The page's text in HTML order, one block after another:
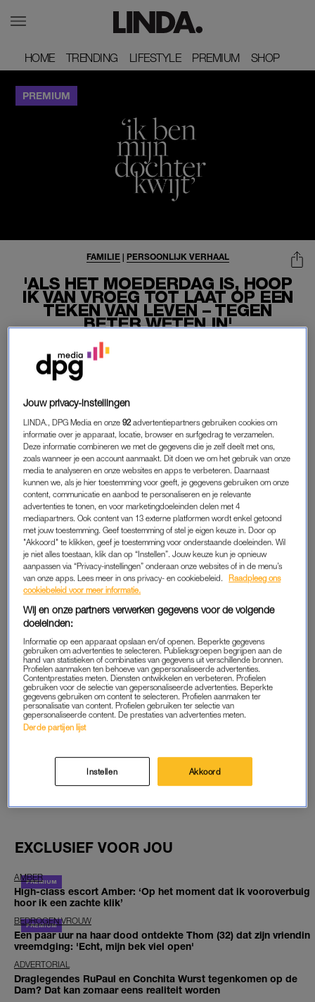
HOME
HOME TRENDING
TRENDING LIFESTYLE
LIFESTYLE PREMIUM
PREMIUM SHOP
SHOP
'ALS HET MOEDERDAG IS, HOOP
IK VAN VROEG TOT LAAT OP EEN
TEKEN VAN LEVEN – TEGEN
BETER WETEN IN'
FAMILIE| PERSOONLIJK VERHAAL
LEES VERDER MET
PREMIUM
Krijg onbeperkt toegang tot alle
artikelen
Lees LINDA.magazine online
Geniet van te gekke winacties en
lekkere puzzels
Maandelijks opzegbaar
START GRATIS MAAND
Daarna €5,95 per maand
Al abonnee? Log in
GOED ARTIKEL? DELEN MAAR.
EXCLUSIEF VOOR JOU
AMBER
High-class escort Amber: ‘Op het moment dat ik vooroverbuig
hoor ik een zachte klik’
BEDROGEN VROUW
Een paar uur na haar dood ontdekte Thom (32) dat zijn vriendin
vreemdging: 'Echt, mijn bek viel open'
ADVERTORIAL
Draglegendes RuPaul en Conchita Wurst tegenkomen op de
Dam? Dat kan zomaar eens realiteit worden
Jouw privacy-instellingen
LINDA., DPG Media en onze92 advertentiepartners gebruiken cookies om
informatie over je apparaat, locatie, browser en surfgedrag te verzamelen.
Deze informatie combineren we met de gegevens die je zelf deelt met ons,
zoals wanneer je een account aanmaakt. Dit doen we om het gebruik van onze
media te analyseren en onze websites en apps te verbeteren. Daarnaast
kunnen we, als je hier toestemming voor geeft, je gegevens gebruiken om onze
content, communicatie en aanbod te personaliseren en je relevante
advertenties te tonen, en voor marketingdoeleinden delen met 4
mediapartners. Ook content van 13 externe platformen wordt enkel getoond
met jouw toestemming. Geef toestemming of stel je eigen keuze in. Door op
"Akkoord" te klikken, geef je toestemming voor onderstaande doeleinden. Wil
je niet alles toestaan, klik dan op “Instellen”. Jouw keuze kun je opnieuw
aanpassen via “Privacy-instellingen” onderaan onze websites of in de menu’s
van onze apps. Lees meer in ons privacy- en cookiebeleid.
Raadpleeg ons
cookiebeleid voor meer informatie.
Wij en onze partners verwerken gegevens voor de volgende
doeleinden:
Informatie op een apparaat opslaan en/of openen. Beperkte gegevens
gebruiken om advertenties te selecteren. Publieksgroepen begrijpen aan de
hand van statistieken of combinaties van gegevens uit verschillende bronnen.
Profielen aanmaken ten behoeve van gepersonaliseerde advertenties.
Contentprestaties meten. Diensten ontwikkelen en verbeteren. Profielen
gebruiken voor de selectie van gepersonaliseerde advertenties. Beperkte
gegevens gebruiken om content te selecteren. Profielen aanmaken ter
personalisatie van content. Profielen gebruiken ter selectie van
gepersonaliseerde content. De prestaties van advertenties meten.
Derde partijen lijst
Instellen Akkoord